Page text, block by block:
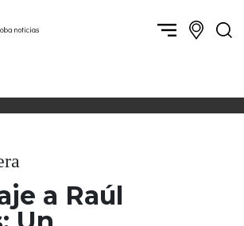
Política y Economía
Córdoba obrera
Córdoba, la Docta
y sustentabilidad
Deportes
Córdoba, la ciudad
Villa María y zona
San Francisco y zona
Traslasierra
a Raúl